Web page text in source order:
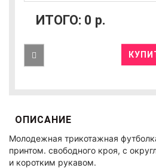
ИТОГО: 0 р.
ОПИСАНИЕ
Молодежная трикотажная
принтом. свободного кроя, с
и коротким рукавом.